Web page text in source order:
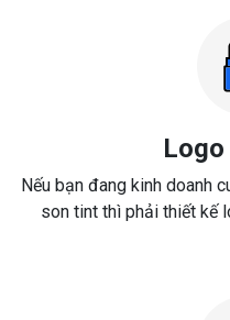
Nếu bạn đang kinh doanh
son tint thì phải thiết kế